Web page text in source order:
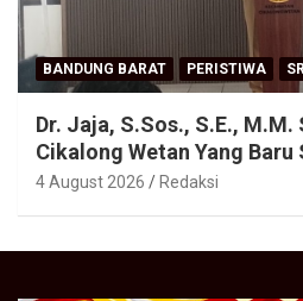
BANDUNG BARAT PERISTIWA
Dr. Jaja, S.Sos., S.E.,
Cikalong Wetan Yang
4 August 2026 Redaksi